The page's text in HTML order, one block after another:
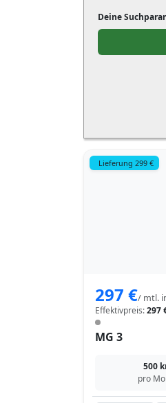
Deine
Lieferung 299 €
297 €/ mtl.
Effektivpreis:297
MG 3
500
pro